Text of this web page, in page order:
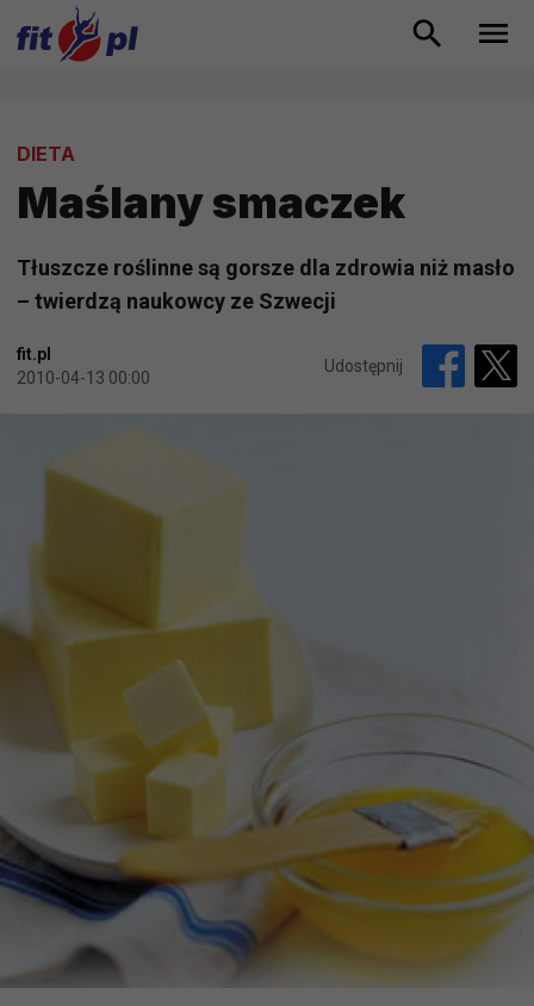
DIETA
Maślany smaczek
Tłuszcze roślinne są gorsze dla zdrowia niż masło
– twierdzą naukowcy ze Szwecji
fit.pl
2010-04-13 00:00
Udostępnij